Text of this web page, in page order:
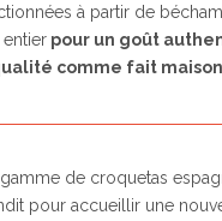
à partir de
entier pour un goût
comme fait
de croquetas
pour accueillir une